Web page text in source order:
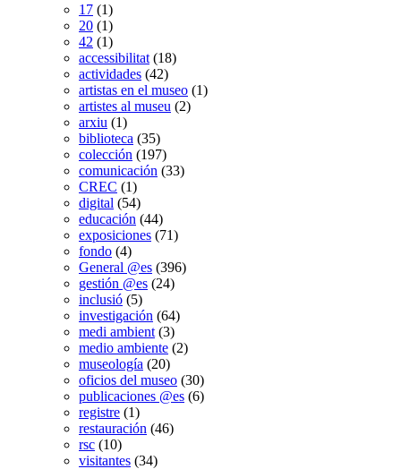
17 (1)
20 (1)
42 (1)
accessibilitat (18)
actividades (42)
artistas en el museo (1)
artistes al museu (2)
arxiu (1)
biblioteca (35)
colección (197)
comunicación (33)
CREC (1)
digital (54)
educación (44)
exposiciones (71)
fondo (4)
General @es (396)
gestión @es (24)
inclusió (5)
investigación (64)
medi ambient (3)
medio ambiente (2)
museología (20)
oficios del museo (30)
publicaciones @es (6)
registre (1)
restauración (46)
rsc (10)
visitantes (34)